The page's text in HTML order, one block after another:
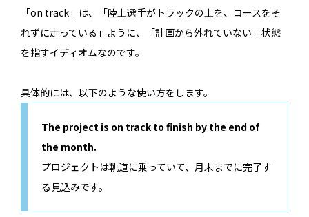
「on track」は、「陸上選手がトラックの上を、コースをそ
れずに走っている」ように、「計画から外れていない」状態
を指すイディオムなのです。
具体的には、以下のような使い方をします。
The project is on track to finish by the end of
the month.
プロジェクトは軌道に乗っていて、月末までに完了す
る見込みです。